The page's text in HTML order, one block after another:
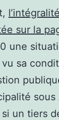
sur la
une
sa
sous
un tiers